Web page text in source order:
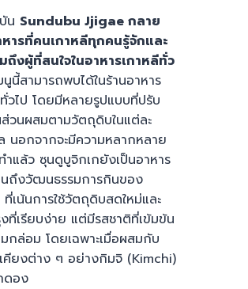
น Sundubu Jjigae กลาย
หารที่คนเกาหลีทุกคนรู้จักและ
ถึงผู้ที่สนใจในอาหารเกาหลีทั่ว
นูนี้สามารถพบได้ในร้านอาหาร
วไป โดยมีหลายรูปแบบที่ปรับ
วนผสมตามวัตถุดิบในแต่ละ
นอกจากจะมีความหลากหลาย
ำแล้ว ซุนดูบูจิกเกยังเป็นอาหาร
นถึงวัฒนธรรมการกินของ
ที่เน้นการใช้วัตถุดิบสดใหม่และ
ที่เรียบง่าย แต่มีรสชาติที่เข้มข้น
กล่อม โดยเฉพาะเมื่อผสมกับ
คียงต่าง ๆ อย่างกิมจิ (Kimchi)
ดอง